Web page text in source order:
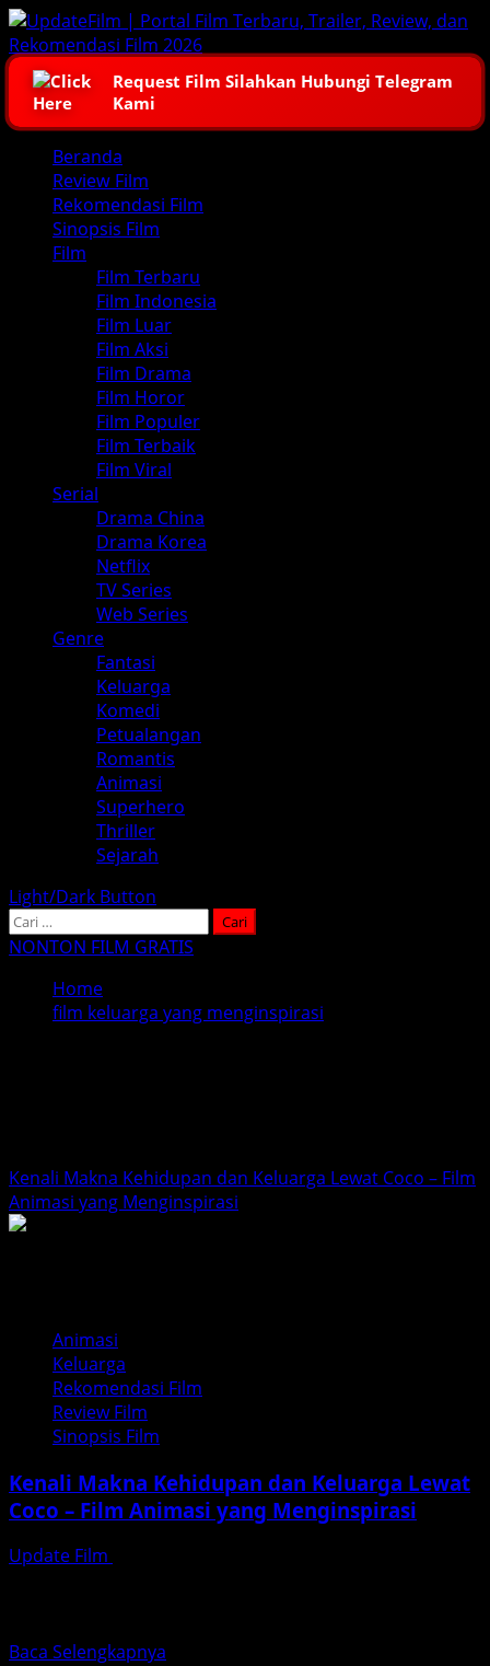
Skip
to
content
Request Film Silahkan Hubungi Telegram
Kami
Primary
Menu
Beranda
Review Film
Rekomendasi Film
Sinopsis Film
Film
Film Terbaru
Film Indonesia
Film Luar
Film Aksi
Film Drama
Film Horor
Film Populer
Film Terbaik
Film Viral
Serial
Drama China
Drama Korea
Netflix
TV Series
Web Series
Genre
Fantasi
Keluarga
Komedi
Petualangan
Romantis
Animasi
Superhero
Thriller
Sejarah
Light/Dark Button
Cari
untuk:
NONTON FILM GRATIS
Home
film keluarga yang menginspirasi
Kenali Makna Kehidupan dan Keluarga Lewat Coco – Film
Animasi yang Menginspirasi
Animasi
Keluarga
Rekomendasi Film
Review Film
Sinopsis Film
Kenali Makna Kehidupan dan Keluarga Lewat
Coco – Film Animasi yang Menginspirasi
Update Film
Baca Selengkapnya